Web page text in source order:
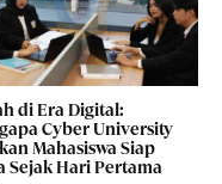
di Era Digital:
Cyber University
Mahasiswa Siap
Sejak Hari Pertama